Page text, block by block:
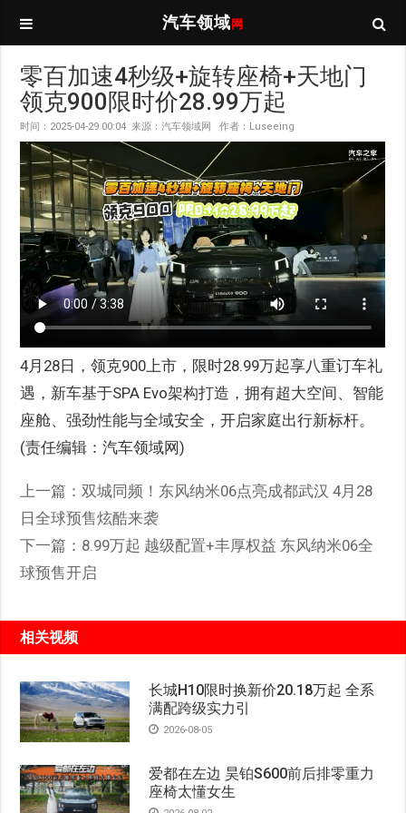
汽车领域 网
零百加速4秒级+旋转座椅+天地门
领克900限时价28.99万起
时间：2025-04-29 00:04 来源：汽车领域网 作者：Luseeing
4月28日，领克900上市，限时28.99万起享八重订车礼
遇，新车基于SPA Evo架构打造，拥有超大空间、智能
座舱、强劲性能与全域安全，开启家庭出行新标杆。
(责任编辑：汽车领域网)
上一篇：双城同频！东风纳米06点亮成都武汉 4月28
日全球预售炫酷来袭
下一篇： 8.99万起 越级配置+丰厚权益 东风纳米06全
球预售开启
相关视频
长城H10限时换新价20.18万起 全系
满配跨级实力引
2026-08-05
爱都在左边 昊铂S600前后排零重力
座椅太懂女生